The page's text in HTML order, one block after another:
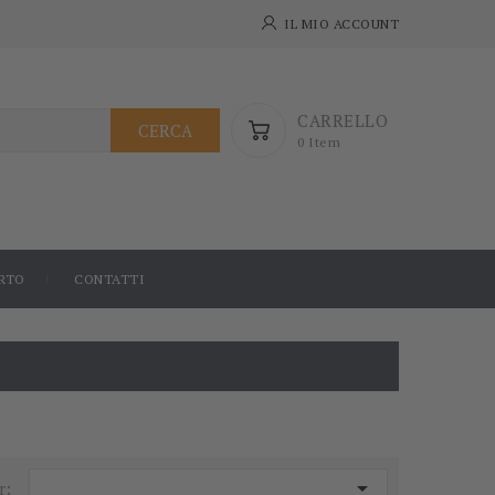
IL MIO ACCOUNT
CARRELLO
0 Item
CERCA
CONTATTI
